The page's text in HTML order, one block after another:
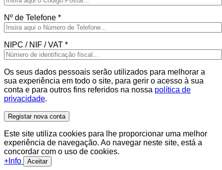
Nº de Telefone *
NIPC / NIF / VAT *
Os seus dados pessoais serão utilizados para melhorar a
sua experiência em todo o site, para gerir o acesso à sua
conta e para outros fins referidos na nossa política de
privacidade.
Registar nova conta
Este site utiliza cookies para lhe proporcionar uma melhor
experiência de navegação. Ao navegar neste site, está a
concordar com o uso de cookies.
+Info
Aceitar